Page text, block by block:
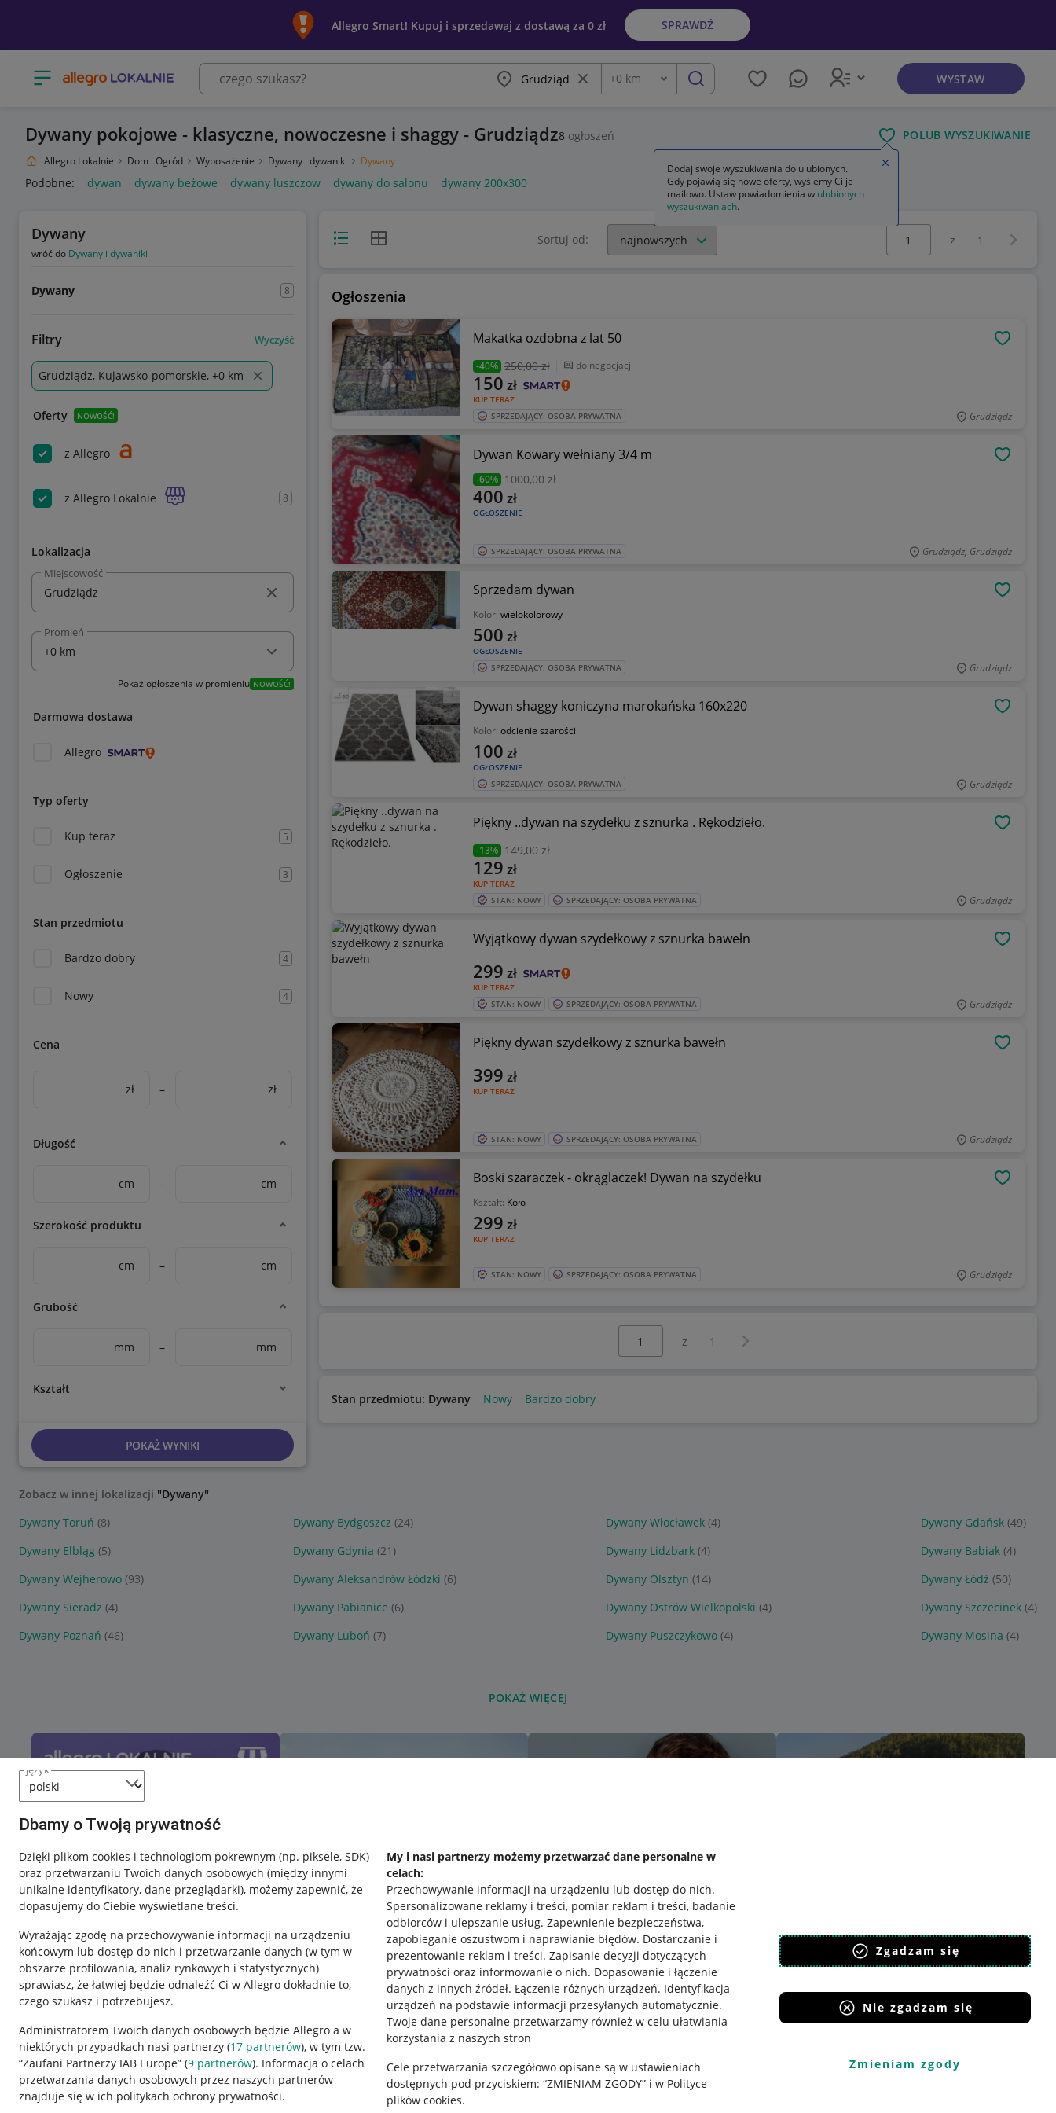
język
Dbamy o Twoją prywatność
Dzięki plikom cookies i technologiom pokrewnym (np. piksele, SDK)
oraz przetwarzaniu Twoich danych osobowych (między innymi
unikalne identyfikatory, dane przeglądarki), możemy zapewnić, że
dopasujemy do Ciebie wyświetlane treści.
Wyrażając zgodę na przechowywanie informacji na urządzeniu
końcowym lub dostęp do nich i przetwarzanie danych (w tym w
obszarze profilowania, analiz rynkowych i statystycznych)
sprawiasz, że łatwiej będzie odnaleźć Ci w Allegro dokładnie to,
czego szukasz i potrzebujesz.
Administratorem Twoich danych osobowych będzie Allegro a w
niektórych przypadkach nasi partnerzy (17 partnerów), w tym tzw.
“Zaufani Partnerzy IAB Europe” (9 partnerów). Informacja o celach
przetwarzania danych osobowych przez naszych partnerów
znajduje się w ich politykach ochrony prywatności.
My i nasi partnerzy możemy przetwarzać dane personalne w
celach:
Przechowywanie informacji na urządzeniu lub dostęp do nich.
Spersonalizowane reklamy i treści, pomiar reklam i treści, badanie
odbiorców i ulepszanie usług. Zapewnienie bezpieczeństwa,
zapobieganie oszustwom i naprawianie błędów. Dostarczanie i
prezentowanie reklam i treści. Zapisanie decyzji dotyczących
prywatności oraz informowanie o nich. Dopasowanie i łączenie
danych z innych źródeł. Łączenie różnych urządzeń. Identyfikacja
urządzeń na podstawie informacji przesyłanych automatycznie.
Twoje dane personalne przetwarzamy również w celu ułatwiania
korzystania z naszych stron
Cele przetwarzania szczegółowo opisane są w ustawieniach
dostępnych pod przyciskiem: “ZMIENIAM ZGODY” i w Polityce
plików cookies.
Zgadzam się
Nie zgadzam się
Zmieniam zgody
Allegro Smart! Kupuj i sprzedawaj z dostawą za 0 zł SPRAWDŹ
Otwórz menu z kategoriami Miasto Wyczyść frazę
Odległość
+0 km szukaj WYSTAW
Dywany pokojowe - klasyczne, nowoczesne i shaggy - Grudziądz8 ogłoszeń POLUB WYSZUKIWANIE
Allegro Lokalnie Dom i Ogród Wyposażenie Dywany i dywaniki Dywany
Podobne: dywan dywany beżowe dywany luszczow dywany do salonu dywany 200x300
Dywany
wróć do Dywany i dywaniki
Dywany 8
Filtry Wyczyść
Grudziądz, Kujawsko-pomorskie, +0 km
Oferty NOWOŚĆ!
z Allegro
z Allegro Lokalnie 8
Lokalizacja
Miejscowość
Promień
Pokaż ogłoszenia w promieniu NOWOŚĆ!
Darmowa dostawa
Allegro
Typ oferty
Kup teraz 5
Ogłoszenie 3
Stan przedmiotu
Bardzo dobry 4
Nowy 4
Cena
zł – zł
Długość
cm – cm
Szerokość produktu
cm – cm
Grubość
mm – mm
Kształt
POKAŻ WYNIKI
Widok listyWidok siatki Sortuj od:
Wybierz stronę:
z 1
Ogłoszenia
Makatka ozdobna z lat 50
-40% 250,00 zł do negocjacji
KUP TERAZ
150 zł
SPRZEDAJĄCY: OSOBA PRYWATNA Grudziądz
Dywan Kowary wełniany 3/4 m
-60% 1000,00 zł
OGŁOSZENIE
400 zł
SPRZEDAJĄCY: OSOBA PRYWATNA Grudziądz, Grudziądz
Sprzedam dywan
Kolor: wielokolorowy
OGŁOSZENIE
500 zł
SPRZEDAJĄCY: OSOBA PRYWATNA Grudziądz
Dywan shaggy koniczyna marokańska 160x220
Kolor: odcienie szarości
OGŁOSZENIE
100 zł
SPRZEDAJĄCY: OSOBA PRYWATNA Grudziądz
Piękny ..dywan na szydełku z sznurka . Rękodzieło.
-13% 149,00 zł
KUP TERAZ
129 zł
STAN: NOWY SPRZEDAJĄCY: OSOBA PRYWATNA Grudziądz
Wyjątkowy dywan szydełkowy z sznurka bawełn
KUP TERAZ
299 zł
STAN: NOWY SPRZEDAJĄCY: OSOBA PRYWATNA Grudziądz
Piękny dywan szydełkowy z sznurka bawełn
KUP TERAZ
399 zł
STAN: NOWY SPRZEDAJĄCY: OSOBA PRYWATNA Grudziądz
Boski szaraczek - okrąglaczek! Dywan na szydełku
Kształt: Koło
KUP TERAZ
299 zł
STAN: NOWY SPRZEDAJĄCY: OSOBA PRYWATNA Grudziądz
z 1 Następna strona
Stan przedmiotu: Dywany Nowy Bardzo dobry
Zobacz w innej lokalizacji "Dywany"
Dywany Toruń (8) Dywany Bydgoszcz (24) Dywany Włocławek (4) Dywany Gdańsk (49)
Dywany Elbląg (5) Dywany Gdynia (21) Dywany Lidzbark (4) Dywany Babiak (4)
Dywany Wejherowo (93) Dywany Aleksandrów Łódzki (6) Dywany Olsztyn (14) Dywany Łódź (50)
Dywany Sieradz (4) Dywany Pabianice (6) Dywany Ostrów Wielkopolski (4) Dywany Szczecinek (4)
Dywany Poznań (46) Dywany Luboń (7) Dywany Puszczykowo (4) Dywany Mosina (4)
POKAŻ WIĘCEJ
Przydatne informacje
Jak to działa
Napisz do nas
Allegro Gadane dla sprzedających
Regulamin
Polityka plików "cookies"
Ustawienia plików "cookies"
Pobierz aplikację
Dodaj swoje wyszukiwania do ulubionych.
Gdy pojawią się nowe oferty, wyślemy Ci je
mailowo. Ustaw powiadomienia w ulubionych
wyszukiwaniach.
Zamknij wskazówkę